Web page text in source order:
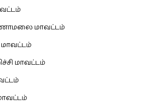
மாவட்டம்
மாவட்டம்
மாவட்டம்